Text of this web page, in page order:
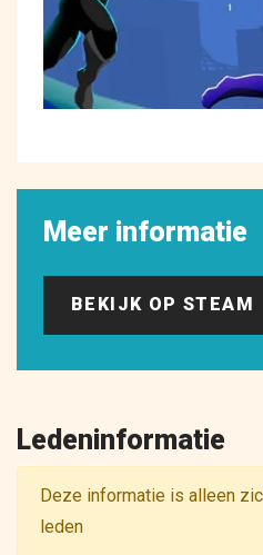
Meer informatie
BEKIJK OP STEAM
Ledeninformatie
Deze informatie is alleen
leden